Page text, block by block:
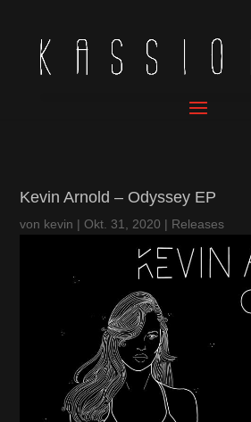
Kevin Arnold – Odyssey EP
von kevin |Okt. 31, 2020 | Releases